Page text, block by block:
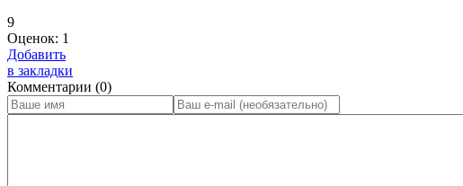
9
Оценок: 1
Добавить
в закладки
Комментарии (0)